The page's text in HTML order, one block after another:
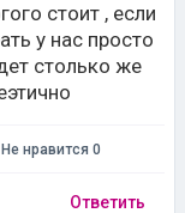
стоит , если
у нас просто
столько же
Не нравится 0
Ответить